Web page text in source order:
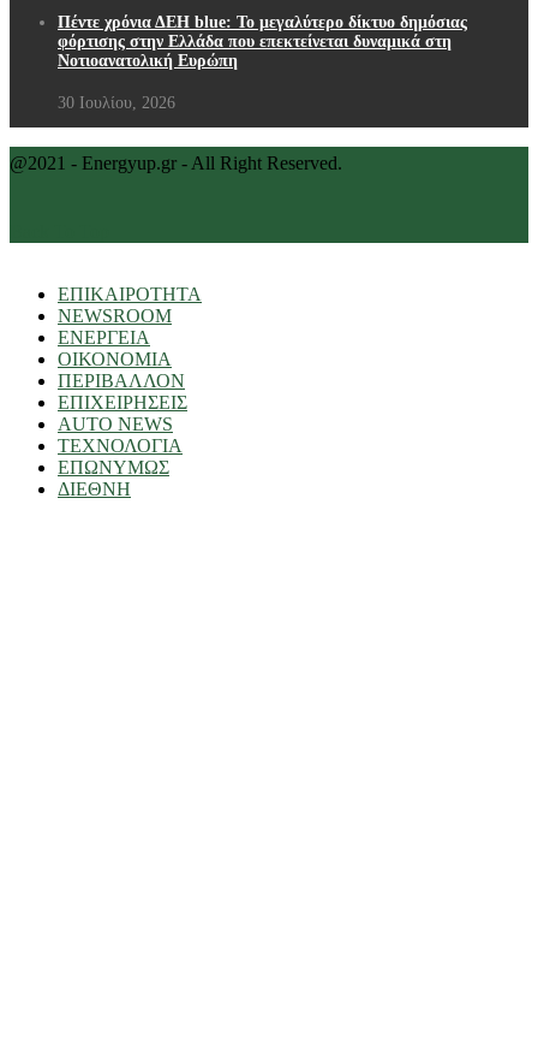
Πέντε χρόνια ΔΕΗ blue: Το μεγαλύτερο δίκτυο δημόσιας
φόρτισης στην Ελλάδα που επεκτείνεται δυναμικά στη
Νοτιοανατολική Ευρώπη
30 Ιουλίου, 2026
@2021 - Energyup.gr - All Right Reserved.
ΕΠΙΚΑΙΡΟΤΗΤΑ
NEWSROOM
ΕΝΕΡΓΕΙΑ
ΟΙΚΟΝΟΜΙΑ
ΠΕΡΙΒΑΛΛΟΝ
ΕΠΙΧΕΙΡΗΣΕΙΣ
AUTO NEWS
ΤΕΧΝΟΛΟΓΙΑ
ΕΠΩΝΥΜΩΣ
ΔΙΕΘΝΗ